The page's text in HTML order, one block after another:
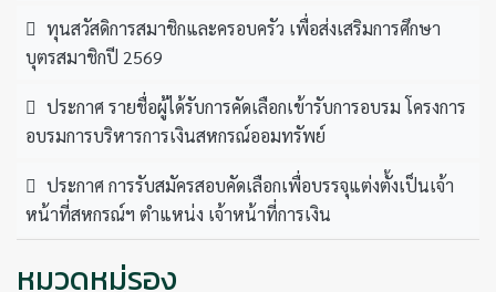
ทุนสวัสดิการสมาชิกและครอบครัว เพื่อส่งเสริมการศึกษา
บุตรสมาชิกปี 2569
ประกาศ รายชื่อผู้ได้รับการคัดเลือกเข้ารับการอบรม โครงการ
อบรมการบริหารการเงินสหกรณ์ออมทรัพย์
ประกาศ การรับสมัครสอบคัดเลือกเพื่อบรรจุแต่งตั้งเป็นเจ้า
หน้าที่สหกรณ์ฯ ตำแหน่ง เจ้าหน้าที่การเงิน
หมวดหมู่รอง